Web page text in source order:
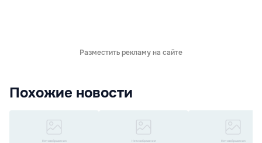
Разместить рекламу на сайте
Похожие новости